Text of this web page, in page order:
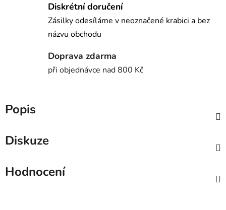
Diskrétní doručení
Zásilky odesíláme v neoznačené krabici a bez
názvu obchodu
Doprava zdarma
při objednávce nad 800 Kč
Popis
Diskuze
Hodnocení